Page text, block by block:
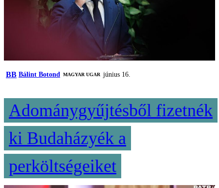
BB Bálint Botond MAGYAR UGAR június 16.
Adománygyűjtésből fizetnék
ki Budaházyék a
perköltségeiket